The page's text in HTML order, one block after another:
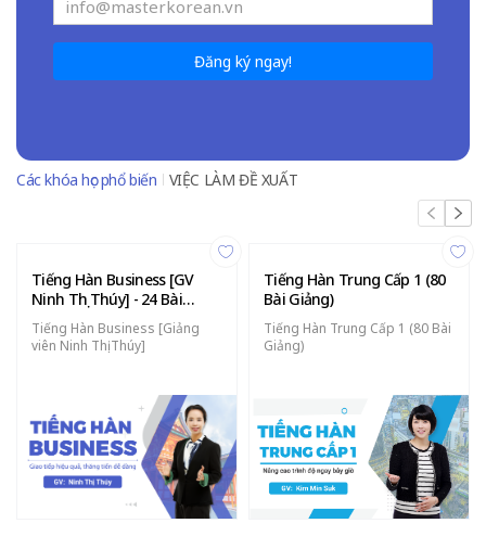
Đăng ký ngay!
Các khóa học phổ biến VIỆC LÀM ĐỀ XUẤT
Tiếng Hàn Business [GV
Ninh Thị Thúy] - 24 Bài
Giảng
Tiếng Hàn Business [Giảng
viên Ninh Thị Thúy]
Tiếng Hàn Trung Cấp 1 (80
Bài Giảng)
Tiếng Hàn Trung Cấp 1 (80 Bài
Giảng)